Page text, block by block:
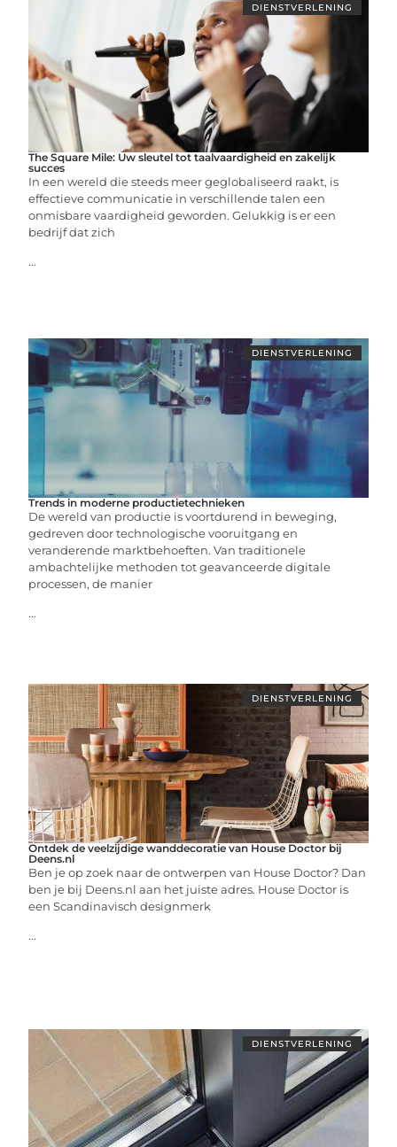
DIENSTVERLENING
The Square Mile: Uw sleutel tot taalvaardigheid en zakelijk
succes
In een wereld die steeds meer geglobaliseerd raakt, is
effectieve communicatie in verschillende talen een
onmisbare vaardigheid geworden. Gelukkig is er een
bedrijf dat zich
...
DIENSTVERLENING
Trends in moderne productietechnieken
De wereld van productie is voortdurend in beweging,
gedreven door technologische vooruitgang en
veranderende marktbehoeften. Van traditionele
ambachtelijke methoden tot geavanceerde digitale
processen, de manier
...
DIENSTVERLENING
Ontdek de veelzijdige wanddecoratie van House Doctor bij
Deens.nl
Ben je op zoek naar de ontwerpen van House Doctor? Dan
ben je bij Deens.nl aan het juiste adres. House Doctor is
een Scandinavisch designmerk
...
DIENSTVERLENING